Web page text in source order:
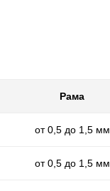
Рама
от 0,5 до 1,5 мм
от 0,5 до 1,5 мм